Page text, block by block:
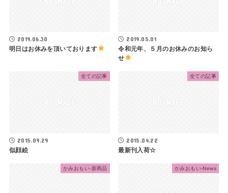
2019.06.30
明日はお休みを頂いております
2019.05.01
令和元年、５月のお休みのお知ら
せ
全ての記事
2015.09.29
似顔絵
全ての記事
2015.04.22
最新刊入荷☆
かみおもい-新商品 かみおもい-News